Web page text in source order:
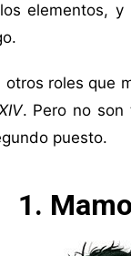
elementos,
roles que
. Pero no son
puesto.
1.